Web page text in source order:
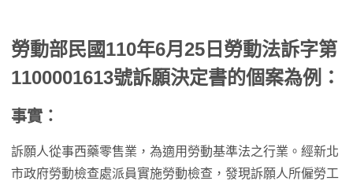
勞動部民國110年6月25日勞動法訴字第
1100001613號訴願決定書的個案為例：
事實：
訴願人從事西藥零售業，為適用勞動基準法之行業。經新北
市政府勞動檢查處派員實施勞動檢查，發現訴願人所僱勞工